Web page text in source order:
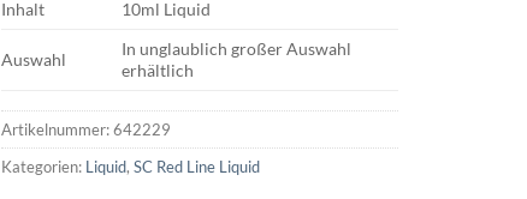
Inhalt
10ml Liquid
Auswahl
In unglaublich großer Auswahl
erhältlich
Artikelnummer:642229
Kategorien: Liquid, SC Red Line Liquid